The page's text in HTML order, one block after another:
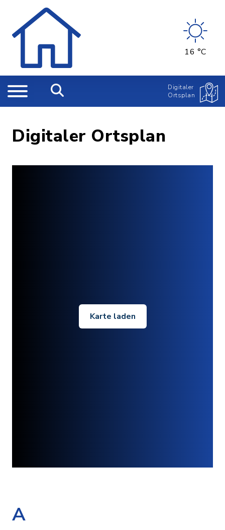
16 °C
Digitaler
Ortsplan
Digitaler Ortsplan
Karte laden
A